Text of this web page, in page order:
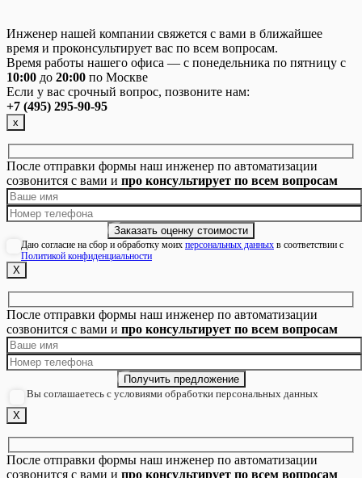
Инженер нашей компании свяжется с вами в ближайшее
время и проконсультирует вас по всем вопросам.
Время работы нашего офиса — с понедельника по пятницу с
10:00 до 20:00 по Москве
Если у вас срочный вопрос, позвоните нам:
+7 (495) 295-90-95
х
После отправки формы наш инженер по автоматизации
созвонится с вами и про консультирует по всем вопросам
Даю согласие на сбор и обработку моих персональных данных в соответствии с
Политикой конфиденциальности
Х
После отправки формы наш инженер по автоматизации
созвонится с вами и про консультирует по всем вопросам
Вы соглашаетесь с условиями обработки персональных данных
Х
После отправки формы наш инженер по автоматизации
созвонится с вами и про консультирует по всем вопросам